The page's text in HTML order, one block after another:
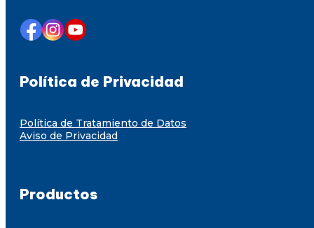
Política de Privacidad
Política de Tratamiento de Datos
Aviso de Privacidad
Productos